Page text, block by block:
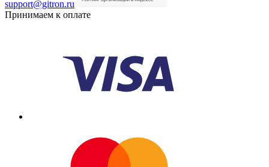
support@gitron.ru
Принимаем к оплате